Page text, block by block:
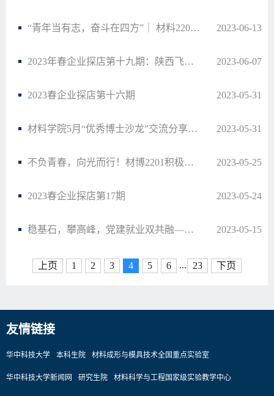
“青年当有志，奋斗在四方”｜ 材料2202班团支部参观西部计划二十年育人成果展 2023-06-13
2023年春企业探店第十九期：陕西飞机工业（集团）——军工篇 2023-06-07
2023春企业探店第十六期 2023-05-31
材料学院5月“优秀博士沙龙”交流分享会顺利举行 2023-05-31
不负青春，向光而行！材博2201积极开展志愿服务 2023-05-25
2023春企业探店第17期 2023-05-24
稳基石，攀高峰，党建就业双共融——材料学院研究生党支部2023年5月支部沙龙顺利举行 2023-05-15
上页 1 2 3 4 5 6 ... 23 下页
友情链接
华中科技大学 本科生院 材料成形与模具技术全国重点实验室
华中科技大学新闻网 研究生院 材料科学与工程国家级实验教学中心